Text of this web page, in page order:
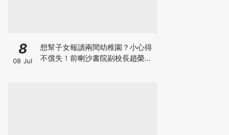
8
08 Jul
想幫子女報讀兩間幼稚園？小心得
不償失！前喇沙書院副校長趙榮